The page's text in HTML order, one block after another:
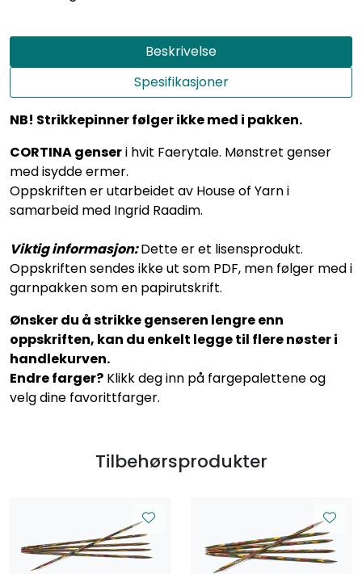
Beskrivelse
Spesifikasjoner
NB! Strikkepinner følger ikke med i pakken.
CORTINA genseri hvit Faerytale. Mønstret genser
med isydde ermer.
Oppskriften er utarbeidet av House of Yarn i
samarbeid med Ingrid Raadim.
Viktig informasjon:Dette er et lisensprodukt.
Oppskriften sendes ikke ut som PDF, men følger med i
garnpakken som en papirutskrift.
Ønsker du å strikke genseren lengre enn
oppskriften, kan du enkelt legge til flere nøster i
handlekurven.
Endre farger? Klikk deg inn på fargepalettene og
velg dine favorittfarger.
Tilbehørsprodukter